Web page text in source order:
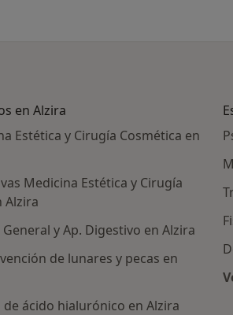
en Alzira
Estética y Cirugía Cosmética en
Medicina Estética y Cirugía
Alzira
y Ap. Digestivo en Alzira
de lunares y pecas en
ácido hialurónico en Alzira